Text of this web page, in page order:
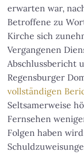
erwarten war,
Betroffene zu
Kirche sich
Vergangenen
Abschlussbericht
Regensburger
vollständigen
Seltsamerweise
Fernsehen
Folgen haben